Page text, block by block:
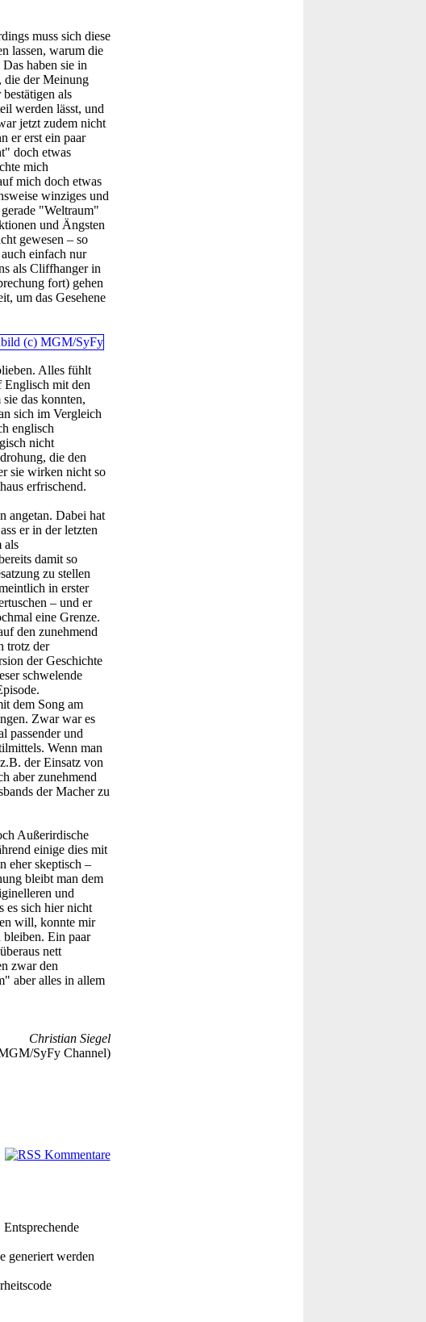
muss sich diese
lassen, warum die
haben sie in
die der Meinung
als
werden lässt, und
jetzt zudem nicht
er erst ein paar
doch etwas
mich
mich doch etwas
winziges und
"Weltraum"
und Ängsten
gewesen – so
einfach nur
als Cliffhanger in
fort) gehen
um das Gesehene
Alles fühlt
Englisch mit den
das konnten,
sich im Vergleich
englisch
nicht
die den
sie wirken nicht so
erfrischend.
angetan. Dabei hat
er in der letzten
als
damit so
zu stellen
in erster
– und er
eine Grenze.
den zunehmend
trotz der
der Geschichte
schwelende
dem Song am
Zwar war es
passender und
Wenn man
der Einsatz von
aber zunehmend
der Macher zu
Außerirdische
einige dies mit
eher skeptisch –
bleibt man dem
und
es sich hier nicht
will, konnte mir
bleiben. Ein paar
nett
zwar den
aber alles in allem
Christian Siegel
SyFy Channel)
generiert werden